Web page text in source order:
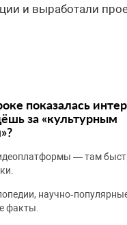
и выработали
показалась
за «культурным
— там
факты.